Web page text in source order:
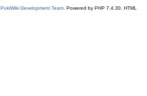
PukiWiki Development Team. Powered by PHP 7.4.30. HTML